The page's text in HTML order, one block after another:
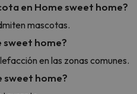
en Home sweet home?
mascotas.
sweet home?
en las zonas comunes.
sweet home?